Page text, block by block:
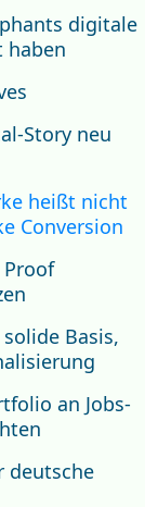
digitale
haben
Story neu
heißt nicht
Conversion
Proof
Basis,
an Jobs-
deutsche